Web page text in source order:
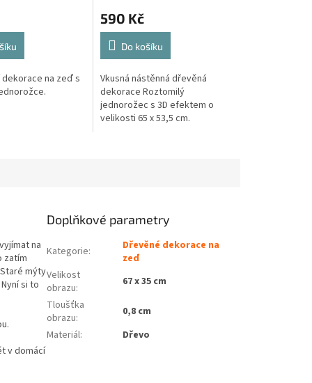
na zeď s
590 Kč
Do košíku
Vkusná nástěnná dřevěná
dekorace Roztomilý
jednorožec s 3D efektem o
velikosti 65 x 53,5 cm.
na
zatím
mýty
si to
v domácí
Doplňkové parametry
Kategorie:
Dřevěné dekorace na
zeď
Velikost
obrazu:
67 x 35 cm
Tloušťka
obrazu:
0,8 cm
Materiál: Dřevo